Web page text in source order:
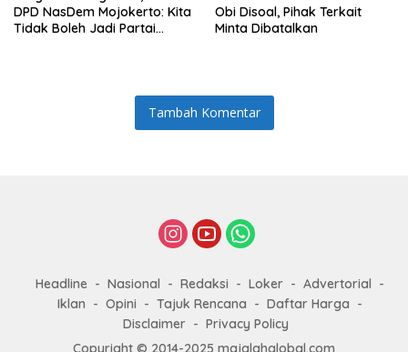
DPD NasDem Mojokerto: Kita
Tidak Boleh Jadi Partai
Obi Disoal, Pihak Terkait
Minta Dibatalkan
Tambah Komentar
Headline Nasional Redaksi Loker
Advertorial
Iklan
Opini Tajuk Rencana
Daftar Harga
Disclaimer
Privacy Policy
Copyright © 2014-2025 majalahglobal.com